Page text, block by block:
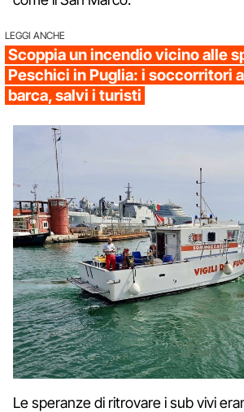
LEGGI ANCHE
Scoppia un incendio vicino alle
Peschici in Puglia: i soccorritori
barca, salvi i turisti
Le speranze di ritrovare i sub vivi